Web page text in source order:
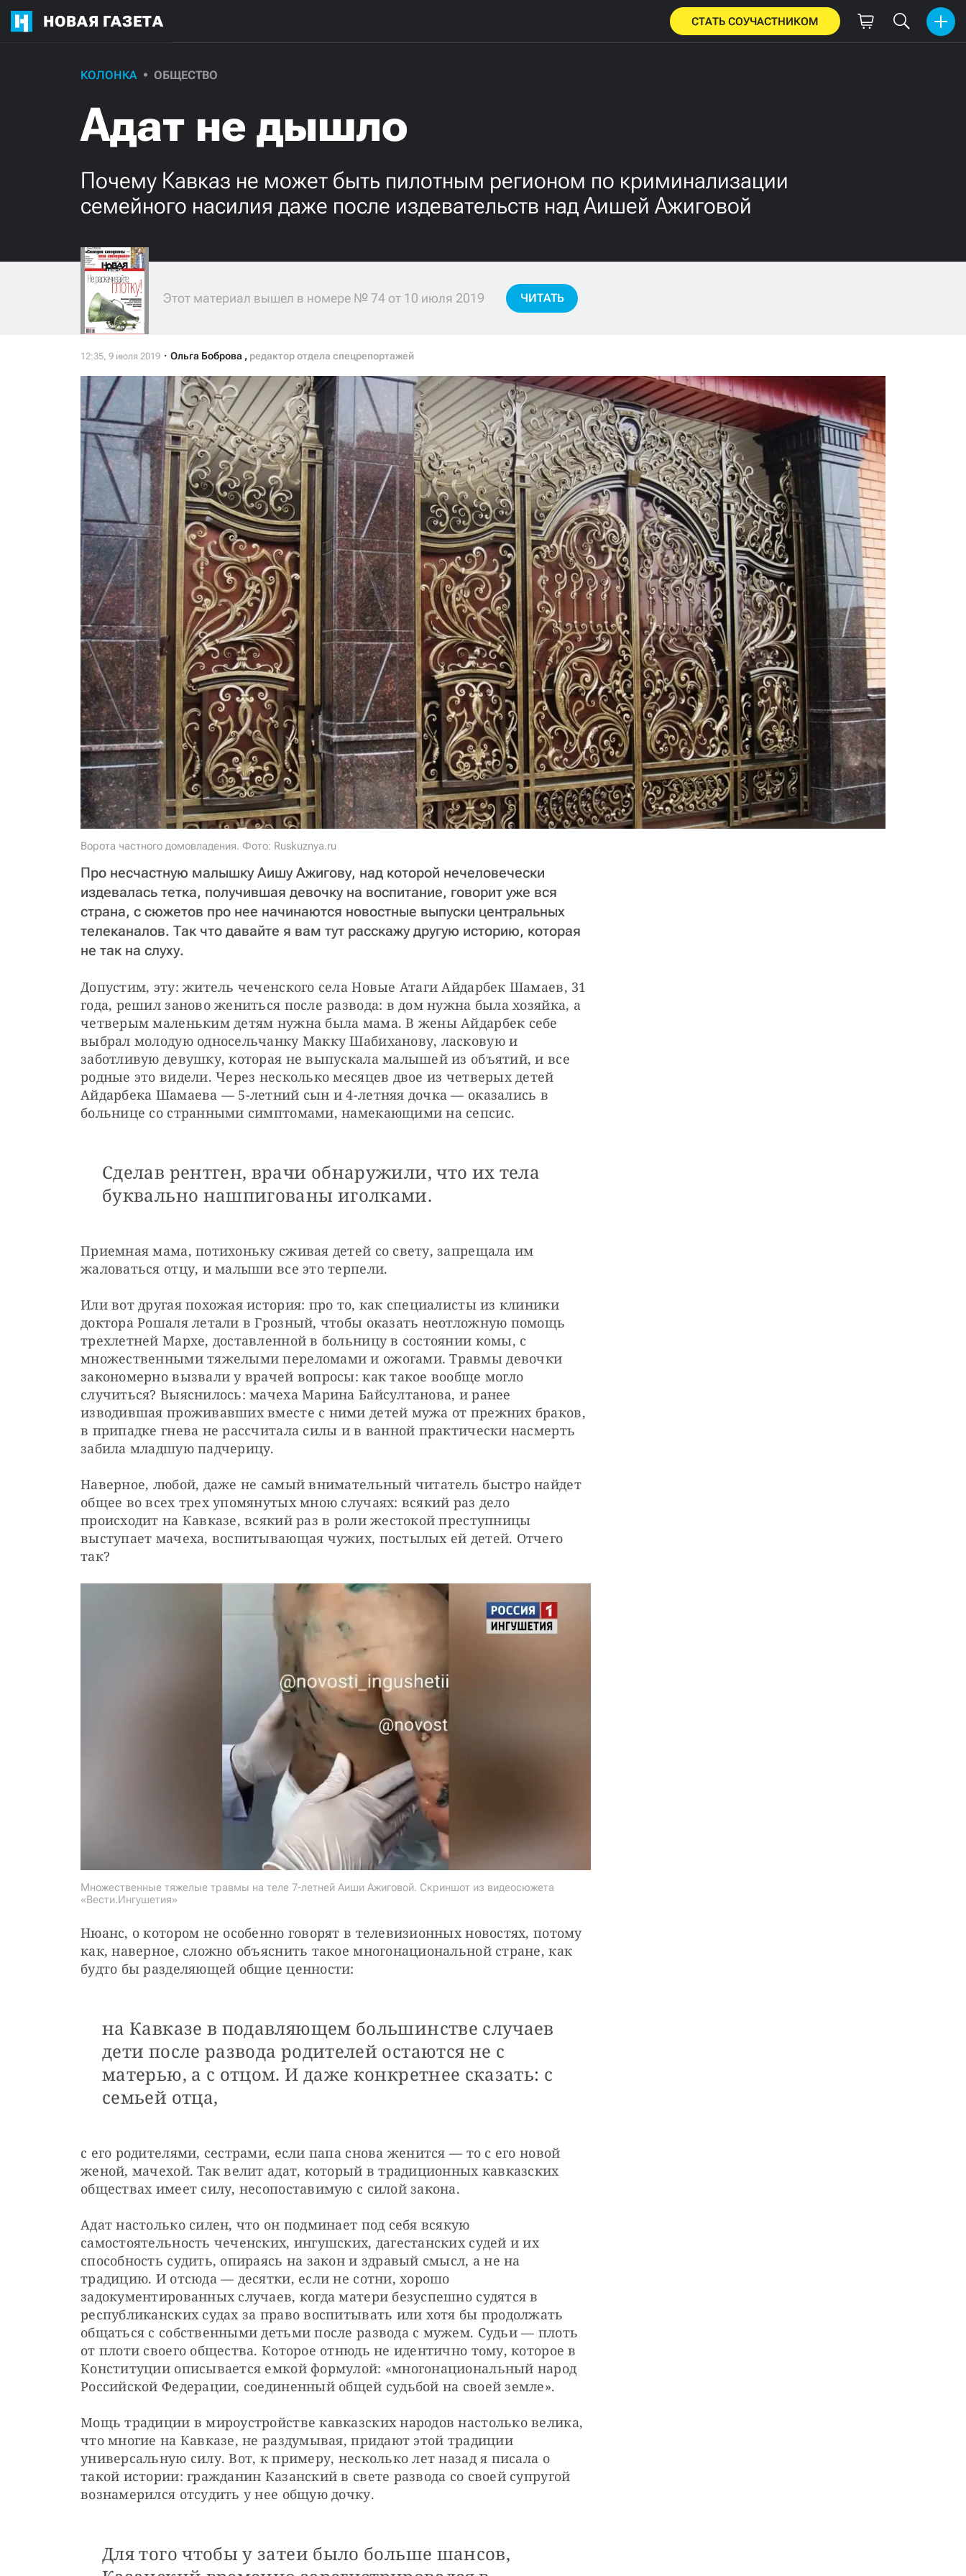
НОВАЯ ГАЗЕТА СТАТЬ СОУЧАСТНИКОМ
КОЛОНКА ОБЩЕСТВО
Адат не дышло
Почему Кавказ не может быть пилотным регионом по криминализации
семейного насилия даже после издевательств над Аишей Ажиговой
Этот материал вышел в номере № 74 от 10 июля 2019 ЧИТАТЬ
Ольга Боброва , редактор отдела спецрепортажей
Ворота частного домовладения. Фото: Ruskuznya.ru
Про несчастную малышку Аишу Ажигову, над которой нечеловечески
издевалась тетка, получившая девочку на воспитание, говорит уже вся
страна, с сюжетов про нее начинаются новостные выпуски центральных
телеканалов. Так что давайте я вам тут расскажу другую историю, которая
не так на слуху.
Допустим, эту: житель чеченского села Новые Атаги Айдарбек Шамаев, 31
года, решил заново жениться после развода: в дом нужна была хозяйка, а
четверым маленьким детям нужна была мама. В жены Айдарбек себе
выбрал молодую односельчанку Макку Шабиханову, ласковую и
заботливую девушку, которая не выпускала малышей из объятий, и все
родные это видели. Через несколько месяцев двое из четверых детей
Айдарбека Шамаева — 5-летний сын и 4-летняя дочка — оказались в
больнице со странными симптомами, намекающими на сепсис.
Сделав рентген, врачи обнаружили, что их тела
буквально нашпигованы иголками.
Приемная мама, потихоньку сживая детей со свету, запрещала им
жаловаться отцу, и малыши все это терпели.
Или вот другая похожая история: про то, как специалисты из клиники
доктора Рошаля летали в Грозный, чтобы оказать неотложную помощь
трехлетней Мархе, доставленной в больницу в состоянии комы, с
множественными тяжелыми переломами и ожогами. Травмы девочки
закономерно вызвали у врачей вопросы: как такое вообще могло
случиться? Выяснилось: мачеха Марина Байсултанова, и ранее
изводившая проживавших вместе с ними детей мужа от прежних браков,
в припадке гнева не рассчитала силы и в ванной практически насмерть
забила младшую падчерицу.
Наверное, любой, даже не самый внимательный читатель быстро найдет
общее во всех трех упомянутых мною случаях: всякий раз дело
происходит на Кавказе, всякий раз в роли жестокой преступницы
выступает мачеха, воспитывающая чужих, постылых ей детей. Отчего
так?
Множественные тяжелые травмы на теле 7-летней Аиши Ажиговой. Скриншот из видеосюжета
«Вести.Ингушетия»
Нюанс, о котором не особенно говорят в телевизионных новостях, потому
как, наверное, сложно объяснить такое многонациональной стране, как
будто бы разделяющей общие ценности:
на Кавказе в подавляющем большинстве случаев
дети после развода родителей остаются не с
матерью, а с отцом. И даже конкретнее сказать: с
семьей отца,
с его родителями, сестрами, если папа снова женится — то с его новой
женой, мачехой. Так велит адат, который в традиционных кавказских
обществах имеет силу, несопоставимую с силой закона.
Адат настолько силен, что он подминает под себя всякую
самостоятельность чеченских, ингушских, дагестанских судей и их
способность судить, опираясь на закон и здравый смысл, а не на
традицию. И отсюда — десятки, если не сотни, хорошо
задокументированных случаев, когда матери безуспешно судятся в
республиканских судах за право воспитывать или хотя бы продолжать
общаться с собственными детьми после развода с мужем. Судьи — плоть
от плоти своего общества. Которое отнюдь не идентично тому, которое в
Конституции описывается емкой формулой: «многонациональный народ
Российской Федерации, соединенный общей судьбой на своей земле».
Мощь традиции в мироустройстве кавказских народов настолько велика,
что многие на Кавказе, не раздумывая, придают этой традиции
универсальную силу. Вот, к примеру, несколько лет назад я писала о
такой истории: гражданин Казанский в свете развода со своей супругой
вознамерился отсудить у нее общую дочку.
Для того чтобы у затеи было больше шансов,